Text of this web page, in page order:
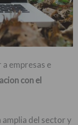
empresas e
con el
del sector y